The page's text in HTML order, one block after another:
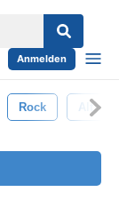
Anmelden
Rock Alt